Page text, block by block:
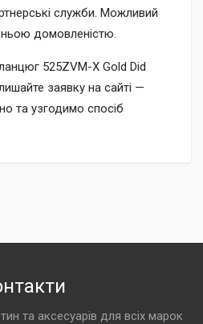
служби. Можливий
домовленістю.
525ZVM-X Gold Did
заявку на сайті —
та узгодимо спосіб
та аксесуарів для всіх марок